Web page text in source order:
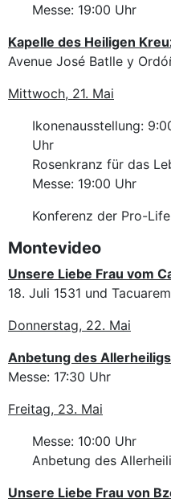
Messe: 19:00 Uhr
Kapelle des Heiligen
Avenue José Batlle y
Mittwoch, 21. Mai
Ikonenausstellung:
Uhr
Rosenkranz für das
Messe: 19:00 Uhr
Konferenz der Pro-
Montevideo
Unsere Liebe Frau vom
18. Juli 1531 und
Donnerstag, 22. Mai
Anbetung des
Messe: 17:30 Uhr
Freitag, 23. Mai
Messe: 10:00 Uhr
Anbetung des
Unsere Liebe Frau von